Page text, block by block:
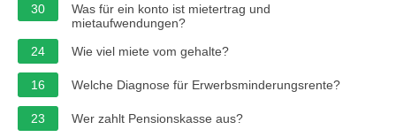
30
Was für ein konto ist mietertrag und
mietaufwendungen?
24
Wie viel miete vom gehalte?
16 Welche Diagnose für Erwerbsminderungsrente?
23 Wer zahlt Pensionskasse aus?